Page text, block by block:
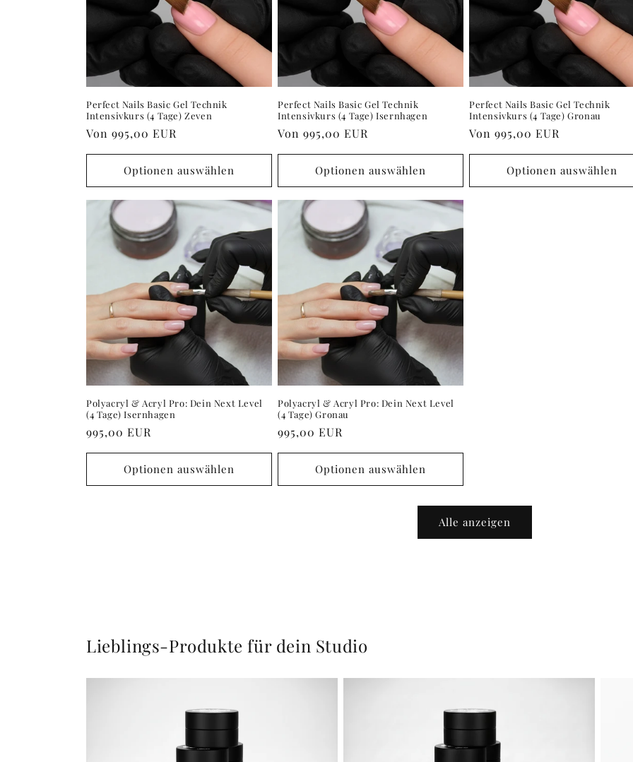
Perfect Nails Basic Gel Technik
Intensivkurs (4 Tage) Zeven
Normaler
Von 995,00 EUR
Optionen auswählen
Perfect Nails Basic Gel Technik
Intensivkurs (4 Tage) Isernhagen
Normaler
Von 995,00 EUR
Optionen auswählen
Perfect Nails Basic Gel Technik
Intensivkurs (4 Tage) Gronau
Normaler
Von 995,00 EUR
Optionen auswählen
Polyacryl & Acryl Pro: Dein Next Level
(4 Tage) Isernhagen
Normaler
995,00 EUR
Optionen auswählen
Polyacryl & Acryl Pro: Dein Next Level
(4 Tage) Gronau
Normaler
995,00 EUR
Optionen auswählen
Alle anzeigen
Lieblings-Produkte für dein Studio